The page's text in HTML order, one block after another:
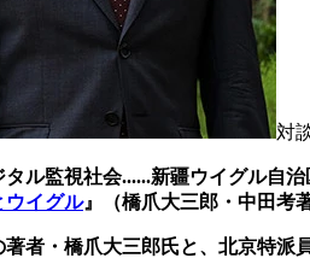
対
ル監視社会......新疆ウイグル
ウイグル』（橋爪大三郎・中田考
者・橋爪大三郎氏と、北京特